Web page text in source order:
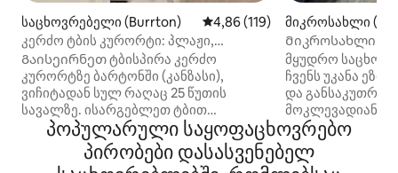
საცხოვრებელი (Burrton) საშუალო შეფასებაა 5‑დან
4,86 (119)
კერძო ტბის კურორტი: პლაჟი,
კვადროციკლები, ბილიარდი
Გაისეირნეთ ტბისპირა კერძო
კურორტზე ბარტონში (კანზასი),
ვიჩიტადან სულ რაღაც 25 წუთის
სავალზე. ისარგებლეთ ტბით
საცურაოდ და თევზაობისთვის,
ბილიკებით დიუნებში
გადაადგილებისთვის განკუთვნილი
მიკროსახლი
Მიკროსახლი
მყუდრო
ჩვენს უკანა
და
მოკლევადიანი
მოწყობილ ამ
რომელიც
პოპულარული საყოფაცხოვრებო
პირობები დასასვენებელ